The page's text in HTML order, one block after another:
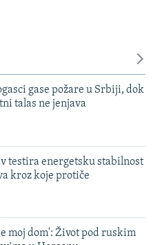
gase požare u Srbiji, dok
talas ne jenjava
testira energetsku stabilnost
kroz koje protiče
moj dom': Život pod ruskim